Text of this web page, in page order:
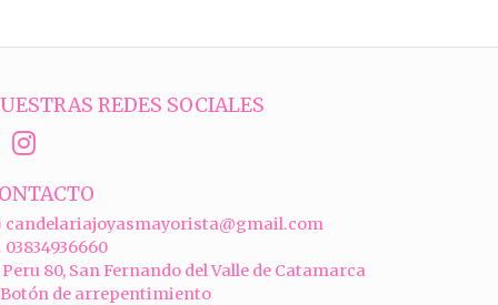
REDES SOCIALES
candelariajoyasmayorista@gmail.com
03834936660
Peru 80, San Fernando del Valle de Catamarca
de arrepentimiento